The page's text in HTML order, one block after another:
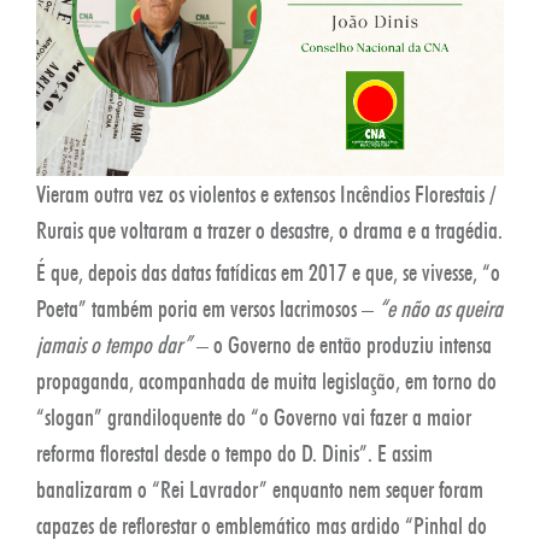
Vieram outra vez os violentos e extensos Incêndios Florestais /
Rurais que voltaram a trazer o desastre, o drama e a tragédia.
É que, depois das datas fatídicas em 2017 e que, se vivesse, “o
Poeta” também poria em versos lacrimosos – “e não as queira
jamais o tempo dar”– o Governo de então produziu intensa
propaganda, acompanhada de muita legislação, em torno do
“slogan” grandiloquente do “o Governo vai fazer a maior
reforma florestal desde o tempo do D. Dinis”. E assim
banalizaram o “Rei Lavrador” enquanto nem sequer foram
capazes de reflorestar o emblemático mas ardido “Pinhal do